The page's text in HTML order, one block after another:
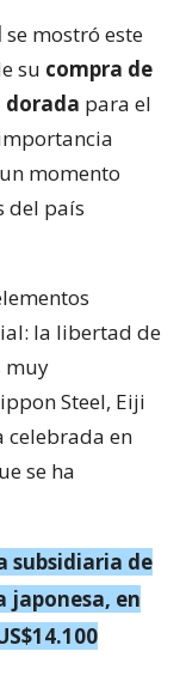
se mostró este
su compra de
dorada para el
momento
del país
la libertad de
muy
Steel, Eiji
celebrada en
se ha
subsidiaria de
japonesa, en